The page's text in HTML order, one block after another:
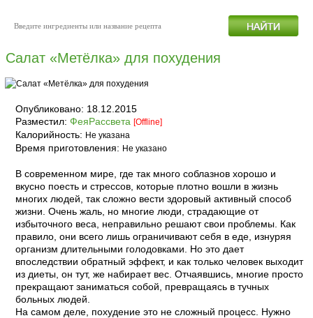
Салат «Метёлка» для похудения
Опубликовано: 18.12.2015
Разместил: ФеяРассвета [Offline]
Калорийность: Не указана
Время приготовления: Не указано
В современном мире, где так много соблазнов хорошо и
вкусно поесть и стрессов, которые плотно вошли в жизнь
многих людей, так сложно вести здоровый активный способ
жизни. Очень жаль, но многие люди, страдающие от
избыточного веса, неправильно решают свои проблемы. Как
правило, они всего лишь ограничивают себя в еде, изнуряя
организм длительными голодовками. Но это дает
впоследствии обратный эффект, и как только человек выходит
из диеты, он тут, же набирает вес. Отчаявшись, многие просто
прекращают заниматься собой, превращаясь в тучных
больных людей.
На самом деле, похудение это не сложный процесс. Нужно